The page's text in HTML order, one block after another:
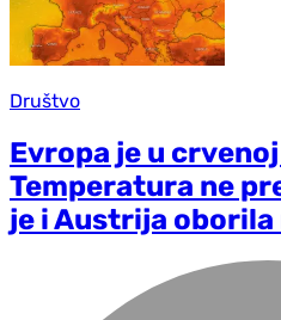
Društvo
Evropa je u
Temperatura ne
je i Austrija